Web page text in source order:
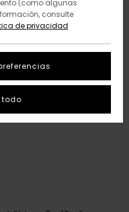
(como algunas
consulte
de privacidad
todo